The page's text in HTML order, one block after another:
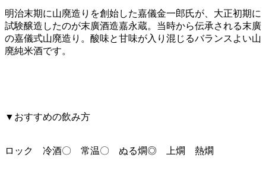
明治末期に山廃造りを創始した嘉儀金一郎氏が、大正初期に
試験醸造したのが末廣酒造嘉永蔵。当時から伝承される末廣
の嘉儀式山廃造り。酸味と甘味が入り混じるバランスよい山
廃純米酒です。
▼おすすめの飲み方
ロック 冷酒〇 常温〇 ぬる燗◎ 上燗 熱燗